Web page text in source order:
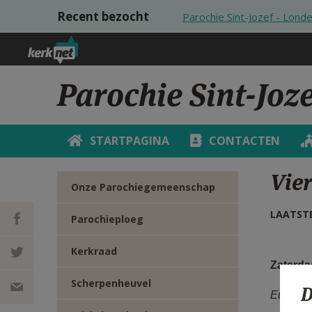
Overslaan en naar de inhoud gaan
Recent bezocht Parochie Sint-Jozef -
Parochie Sint-
STARTPAGINA CONTACTEN
DEEL OP
FACEBOOK
DEEL OP
Onze Parochiegemeenschap
Parochieploeg
Kerkraad
Scherpenheuvel